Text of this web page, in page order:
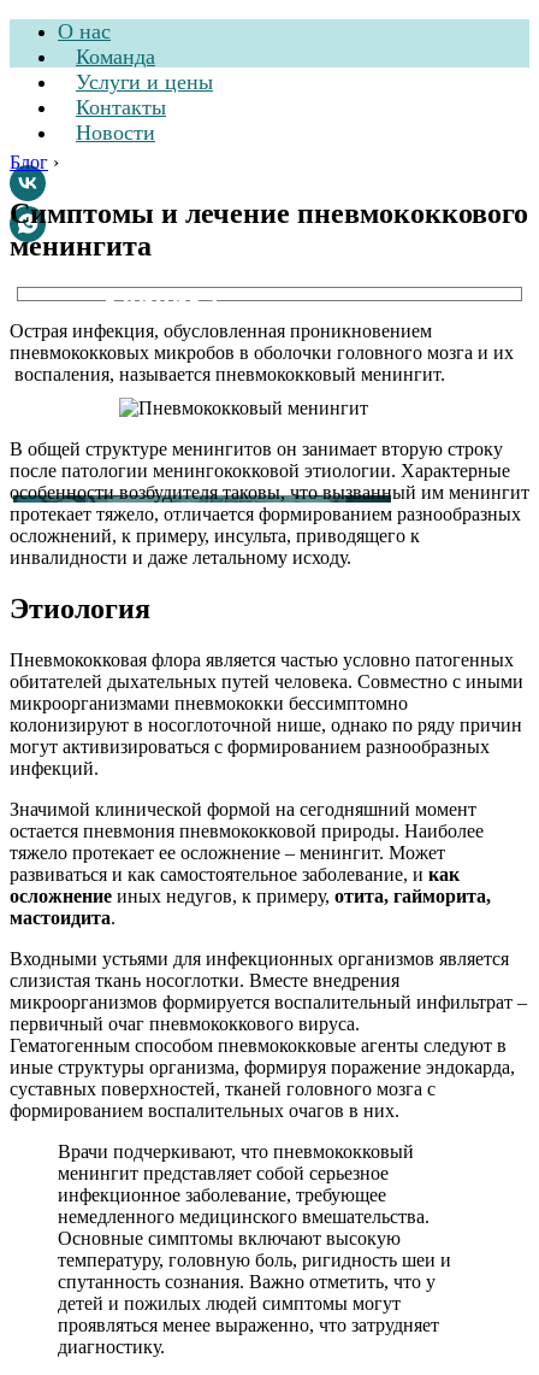
О нас
Команда
Услуги и цены
Контакты
Новости
Стоматологическая
клиника
Блог ›
Симптомы и лечение пневмококкового
менингита
Острая инфекция, обусловленная проникновением
пневмококковых микробов в оболочки головного мозга и их
воспаления, называется пневмококковый менингит.
В общей структуре менингитов он занимает вторую строку
после патологии менингококковой этиологии. Характерные
особенности возбудителя таковы, что вызванный им менингит
протекает тяжело, отличается формированием разнообразных
осложнений, к примеру, инсульта, приводящего к
инвалидности и даже летальному исходу.
Этиология
Пневмококковая флора является частью условно патогенных
обитателей дыхательных путей человека. Совместно с иными
микроорганизмами пневмококки бессимптомно
колонизируют в носоглоточной нише, однако по ряду причин
могут активизироваться с формированием разнообразных
инфекций.
Значимой клинической формой на сегодняшний момент
остается пневмония пневмококковой природы. Наиболее
тяжело протекает ее осложнение – менингит. Может
развиваться и как самостоятельное заболевание, и как
осложнение иных недугов, к примеру, отита, гайморита,
мастоидита.
Входными устьями для инфекционных организмов является
слизистая ткань носоглотки. Вместе внедрения
микроорганизмов формируется воспалительный инфильтрат –
первичный очаг пневмококкового вируса.
Гематогенным способом пневмококковые агенты следуют в
иные структуры организма, формируя поражение эндокарда,
суставных поверхностей, тканей головного мозга с
формированием воспалительных очагов в них.
Врачи подчеркивают, что пневмококковый
менингит представляет собой серьезное
инфекционное заболевание, требующее
немедленного медицинского вмешательства.
Основные симптомы включают высокую
температуру, головную боль, ригидность шеи и
спутанность сознания. Важно отметить, что у
детей и пожилых людей симптомы могут
проявляться менее выраженно, что затрудняет
диагностику.